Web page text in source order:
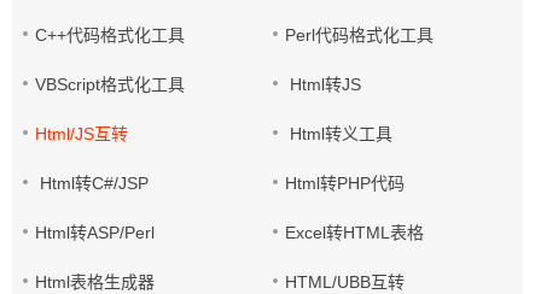
C++代码格式化工具 Perl代码格式化工具
VBScript格式化工具 Html转JS
Html/JS互转 Html转义工具
Html转C#/JSP Html转PHP代码
Html转ASP/Perl Excel转HTML表格
Html表格生成器 HTML/UBB互转